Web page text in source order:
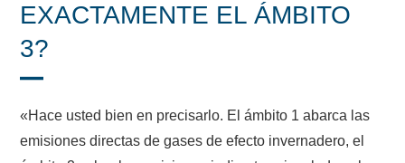
EXACTAMENTE EL ÁMBITO
3?
«Hace usted bien en precisarlo. El ámbito 1 abarca las
emisiones directas de gases de efecto invernadero, el